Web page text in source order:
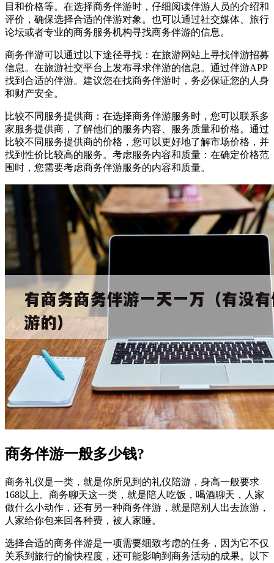
目和价格等。在选择商务伴游时，仔细阅读伴游人员的介绍和
评价，确保选择合适的伴游对象。也可以通过社交媒体、旅行
论坛或者专业的商务服务机构寻找商务伴游的信息。
商务伴游可以通过以下途径寻找：在旅游网站上寻找伴游招募
信息。在旅游社交平台上发布寻求伴游的信息。通过伴游APP
找到合适的伴游。建议您在找商务伴游时，务必保证您的人身
和财产安全。
比较不同服务提供商：在选择商务伴游服务时，您可以联系多
家服务提供商，了解他们的服务内容、服务质量和价格。通过
比较不同服务提供商的价格，您可以更好地了解市场价格，并
找到性价比较高的服务。考虑服务内容和质量：在确定价格范
围时，您需要考虑商务伴游服务的内容和质量。
商务伴游一般多少钱?
商务礼仪是一类，就是你所见到的礼仪陪游，身高一般要求
168以上。商务聊天这一类，就是陪人吃饭，喝酒聊天，人家
做什么小动作，还有另一种商务伴游，就是陪别人出去旅游，
人家给你包来回各种费，被人家睡。
选择合适的商务伴游是一项需要细致考虑的任务，因为它不仅
关系到旅行的愉快程度，还可能影响到商务活动的成果。以下